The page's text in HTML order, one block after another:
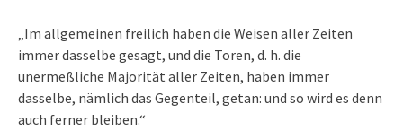
„Im allgemeinen freilich haben die Weisen aller Zeiten
immer dasselbe gesagt, und die Toren, d. h. die
unermeßliche Majorität aller Zeiten, haben immer
dasselbe, nämlich das Gegenteil, getan: und so wird es denn
auch ferner bleiben.“